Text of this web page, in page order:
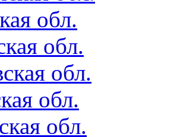
обл.
обл.
обл.
обл.
обл.